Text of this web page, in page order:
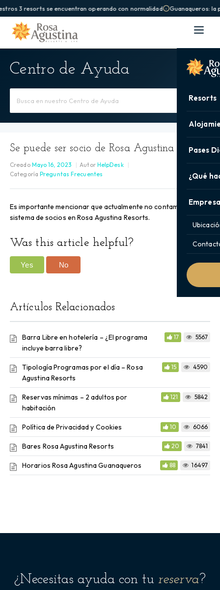
3 resorts se encuentran operando con normalidad Guanaqueros: la
Resorts
Pases
¿Qué
Centro de Ayuda
por
Se puede ser socio de Rosa Agustina Resorts
Creado Mayo 16, 2023 Autor HelpDesk
Categoría Preguntas Frecuentes
Es importante mencionar que actualmente no contamos con
sistema de socios en Rosa Agustina Resorts.
Was this article helpful?
Yes No
Artículos Relacionados
Barra Libre en hotelería – ¿El programa
incluye barra libre?
17 5567
Tipología Programas por el día – Rosa
Agustina Resorts
15 4590
Reservas mínimas – 2 adultos por
habitación
121 5842
Política de Privacidad y Cookies 10 6066
Bares Rosa Agustina Resorts 20 7841
Horarios Rosa Agustina Guanaqueros 88 16497
¿Necesitas ayuda con tu reserva?